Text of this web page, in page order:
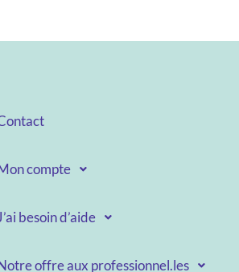
compte
besoin d’aide
offre aux professionnel.les